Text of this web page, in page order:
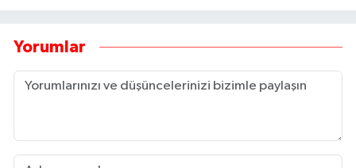
Yorumlar